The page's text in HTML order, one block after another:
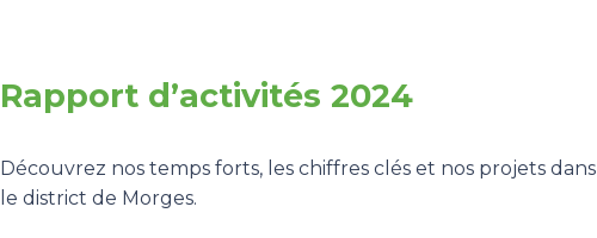
Rapport d’activités 2024
Découvrez nos temps forts, les chiffres clés et nos projets dans
le district de Morges.